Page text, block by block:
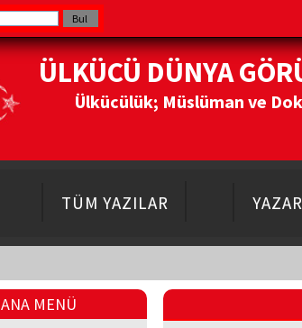
ÜLKÜCÜ DÜNYA
Ülkücülük; Müslüman ve
TÜM YAZILAR
ANA MENÜ